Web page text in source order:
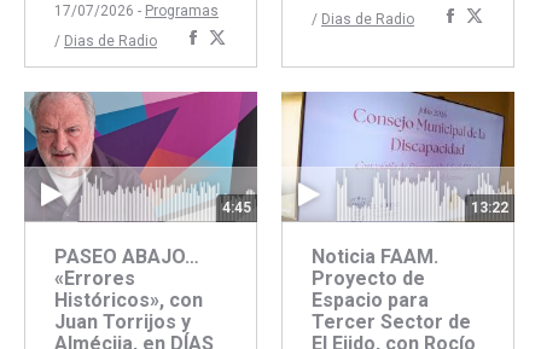
17/07/2026 - Programas
/ Dias de Radio
Compartir
con
Facebook
con
Twitter
/ Dias de Radio
Compartir
4:45
PASEO ABAJO…
«Errores
Históricos», con
Juan Torrijos y
Almécija, en DÍAS
13:22
Noticia FAAM.
Proyecto de
Espacio para
Tercer Sector de
El Ejido, con Rocío